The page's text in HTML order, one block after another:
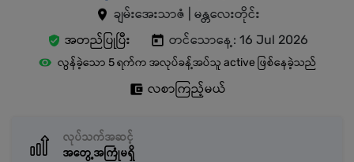
ချမ်းအေးသာဇံ | မန္တလေးတိုင်း
အတည်ပြုပြီး
တင်သောနေ့: 16 Jul 2026
လွန်ခဲ့သော 5 ရက်က အလုပ်ခန့်အပ်သူ active ဖြစ်နေခဲ့သည်
လစာကြည့်မယ်
လုပ်သက်အဆင့်
အတွေ့အကြုံမရှိ